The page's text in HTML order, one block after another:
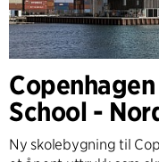
School -
Ny skolebygning til